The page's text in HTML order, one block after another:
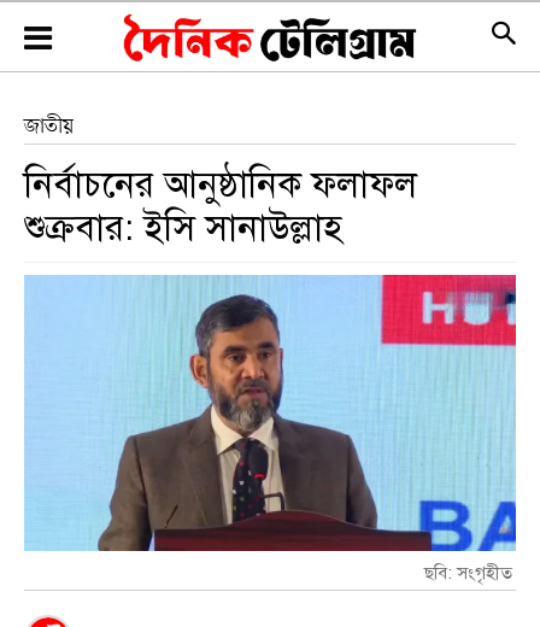
জাতীয়
নির্বাচনের আনুষ্ঠানিক ফলাফল
শুক্রবার: ইসি সানাউল্লাহ
ছবি: সংগৃহীত